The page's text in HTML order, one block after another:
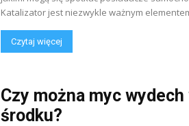
Katalizator jest niezwykle ważnym
Czytaj więcej
Czy można myc wydech
środku?